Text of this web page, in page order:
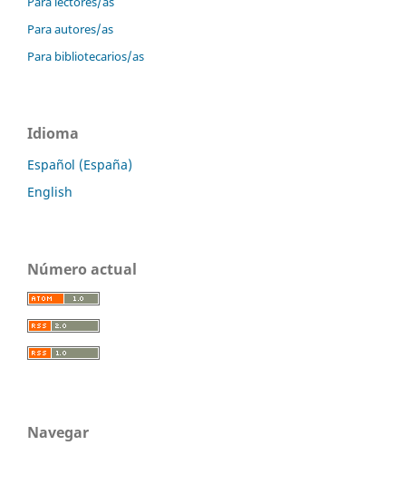
Para autores/as
Para bibliotecarios/as
Idioma
Español (España)
English
Número actual
Navegar